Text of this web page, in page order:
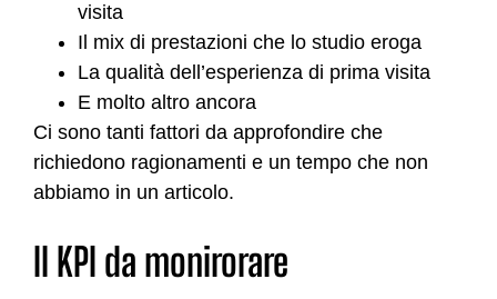
visita
Il mix di prestazioni che lo studio eroga
La qualità dell’esperienza di prima visita
E molto altro ancora
Ci sono tanti fattori da approfondire che
richiedono ragionamenti e un tempo che non
abbiamo in un articolo.
Il KPI da monirorare